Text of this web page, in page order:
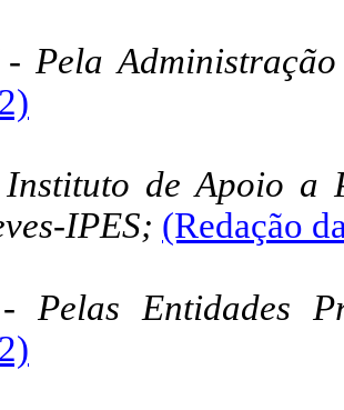
- Pela
de Apoio a
IPES; (Redação
Pelas Entidades